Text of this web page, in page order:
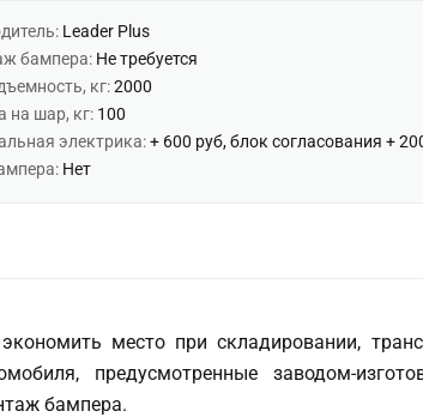
Leader Plus
бампера: Не требуется
кг:2000
на шар, кг: 100
электрика:+ 600 руб, блок согласования +
Нет
место при складировании,
предусмотренные заводом-
бампера.